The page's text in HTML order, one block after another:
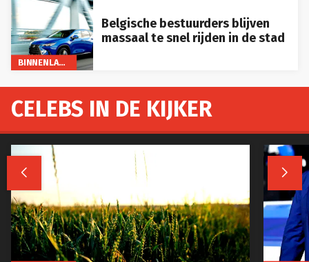
BINNENLAND
Belgische bestuurders blijven
massaal te snel rijden in de stad
CELEBS IN DE KIJKER
 